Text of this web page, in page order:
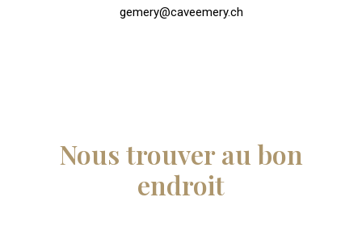
gemery@caveemery.ch
Nous trouver au bon
endroit